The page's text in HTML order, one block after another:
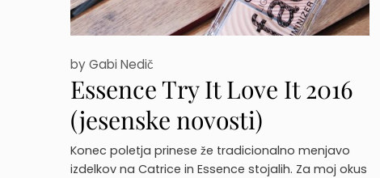
Essence Try It Love It 2016
(jesenske novosti)
byGabi Nedič
Konec poletja prinese že tradicionalno menjavo
izdelkov na Catrice in Essence stojalih. Za moj okus